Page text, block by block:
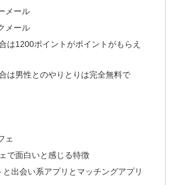
メール
メール
は1200ポイントがポイントがもらえ
は男性とのやりとりは完全無料で
ェ
で面白いと感じる特徴
と出会い系アプリとマッチングアプリ